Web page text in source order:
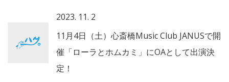
2023. 11. 2
11月4日（土）心斎橋Music Club JANUSで開
催「ローラとホムカミ」にOAとして出演決
定！